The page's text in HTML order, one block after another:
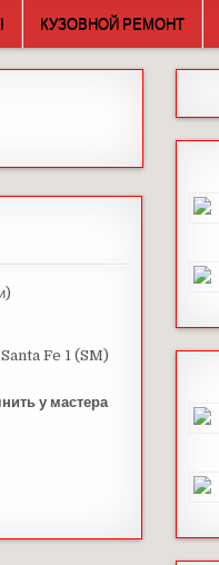
КУЗОВНОЙ РЕМОНТ
Fe 1 (SM)
у мастера